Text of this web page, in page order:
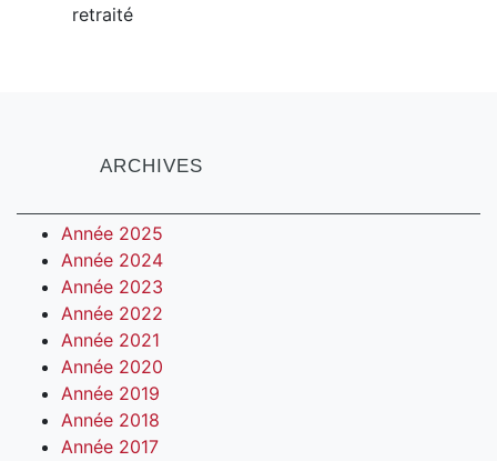
retraité
ARCHIVES
Année 2025
Année 2024
Année 2023
Année 2022
Année 2021
Année 2020
Année 2019
Année 2018
Année 2017